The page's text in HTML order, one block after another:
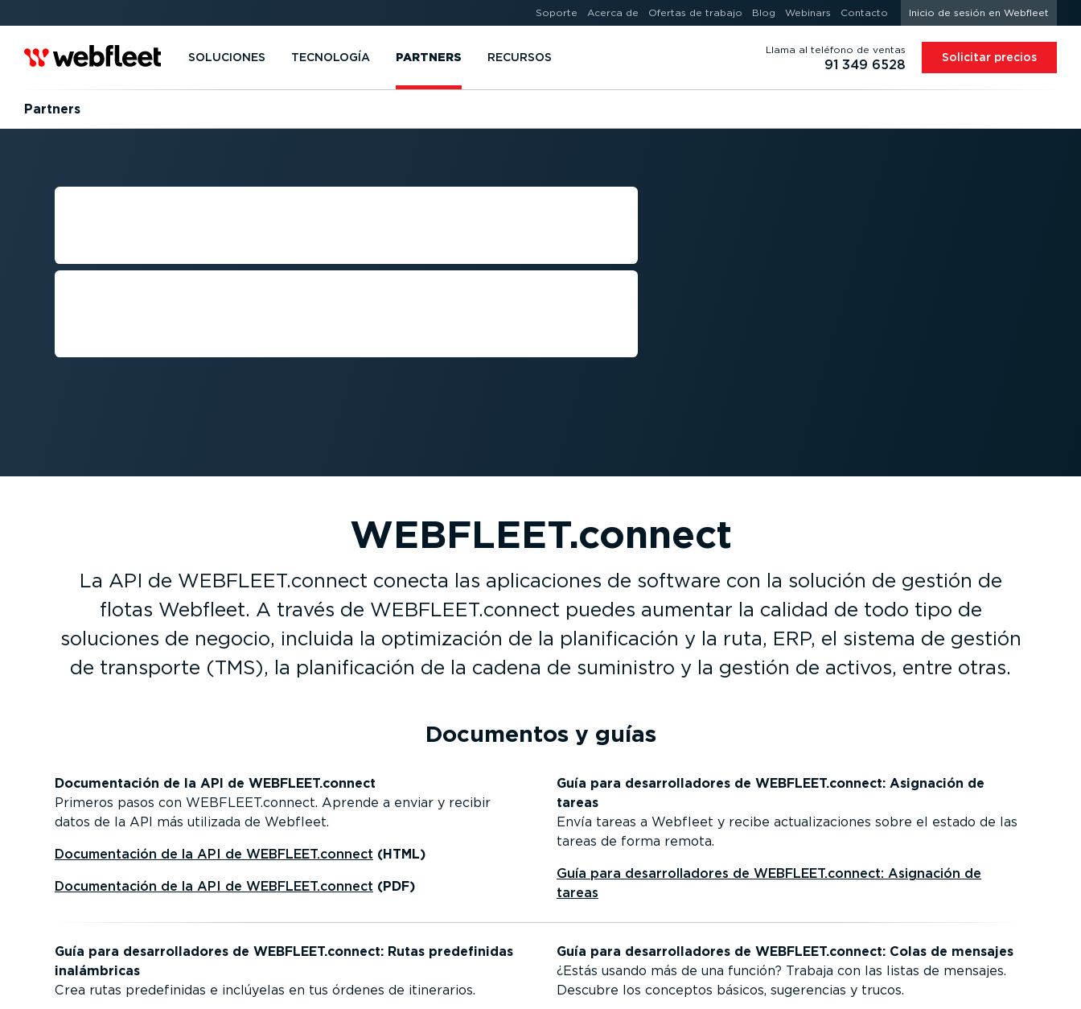
Soporte Acerca de Ofertas de trabajo Blog Webinars Contacto Inicio de sesión en Webfleet
SOLUCIONES TECNOLOGÍA PARTNERS RECURSOS
Llama al teléfono de ventas
91 349 6528 Solicitar precios
Partners
RECURSOS PARA DESARRO­
WEBFLEET.connect
La API de WEBFLEET.connect conecta las aplica­ciones de software con la solución de gestión de
flotas Webfleet. A través de WEBFLEET.connect puedes aumentar la calidad de todo tipo de
soluciones de negocio, incluida la optimi­zación de la plani­fi­cación y la ruta, ERP, el sistema de gestión
de transporte (TMS), la plani­fi­cación de la cadena de suministro y la gestión de activos, entre otras.
Documentos y guías
Documen­tación de la API de WEBFLEET.connect
Primeros pasos con WEBFLEET.connect. Aprende a enviar y recibir
datos de la API más utilizada de Webfleet.
Documen­tación de la API de WEBFLEET.connect (HTML)
Documen­tación de la API de WEBFLEET.connect (PDF)
Guía para desarro­lla­dores de WEBFLEET.connect: Asignación de
tareas
Envía tareas a Webfleet y recibe actua­li­za­ciones sobre el estado de las
tareas de forma remota.
Guía para desarro­lla­dores de WEBFLEET.connect: Asignación de
tareas
Guía para desarro­lla­dores de WEBFLEET.connect: Rutas prede­fi­nidas
inalám­bricas
Crea rutas prede­fi­nidas e inclúyelas en tus órdenes de itinerarios.
Guía para desarro­lla­dores de WEBFLEET.connect: Colas de mensajes
¿Estás usando más de una función? Trabaja con las listas de mensajes.
Descubre los conceptos básicos, sugerencias y trucos.